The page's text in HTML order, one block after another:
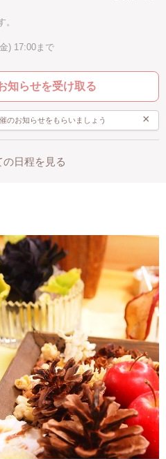
だけ。
ります。
い。
。
ージのアクセサリーが出来上がりま
) 17:00まで
知らせを受け取る
のお知らせをもらいましょう ×
の日程を見る